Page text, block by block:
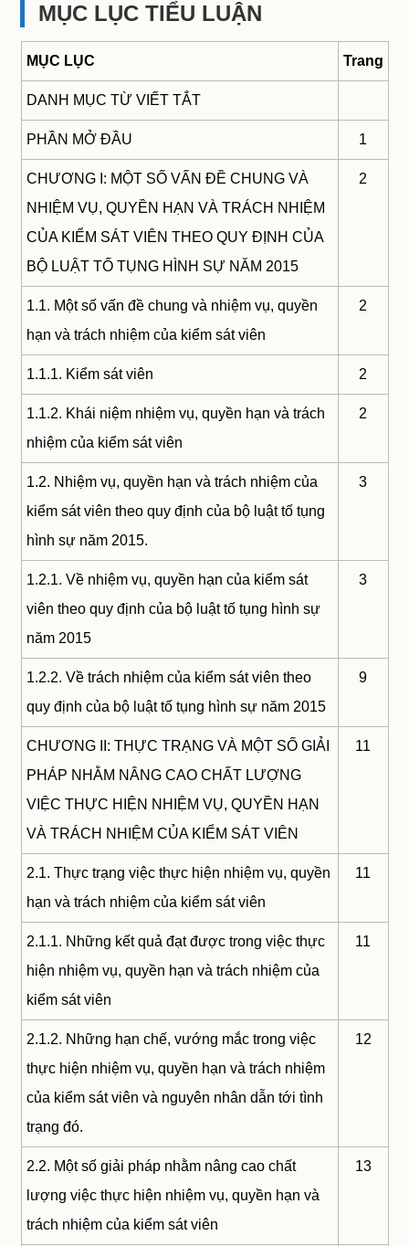
MỤC LỤC TIỂU LUẬN
MỤC LỤC Trang
DANH MỤC TỪ VIẾT TẮT
PHẦN MỞ ĐẦU 1
CHƯƠNG I: MỘT SỐ VẤN ĐỀ CHUNG VÀ
NHIỆM VỤ, QUYỀN HẠN VÀ TRÁCH NHIỆM
CỦA KIỂM SÁT VIÊN THEO QUY ĐỊNH CỦA
BỘ LUẬT TỐ TỤNG HÌNH SỰ NĂM 2015
2
1.1. Một số vấn đề chung và nhiệm vụ, quyền
hạn và trách nhiệm của kiểm sát viên
2
1.1.1. Kiểm sát viên 2
1.1.2. Khái niệm nhiệm vụ, quyền hạn và trách
nhiệm của kiểm sát viên
2
1.2. Nhiệm vụ, quyền hạn và trách nhiệm của
kiểm sát viên theo quy định của bộ luật tố tụng
hình sự năm 2015.
3
1.2.1. Về nhiệm vụ, quyền hạn của kiểm sát
viên theo quy định của bộ luật tố tụng hình sự
năm 2015
3
1.2.2. Về trách nhiệm của kiểm sát viên theo
quy định của bộ luật tố tụng hình sự năm 2015
9
CHƯƠNG II: THỰC TRẠNG VÀ MỘT SỐ GIẢI
PHÁP NHẰM NÂNG CAO CHẤT LƯỢNG
VIỆC THỰC HIỆN NHIỆM VỤ, QUYỀN HẠN
VÀ TRÁCH NHIỆM CỦA KIỂM SÁT VIÊN
11
2.1. Thực trạng việc thực hiện nhiệm vụ, quyền
hạn và trách nhiệm của kiểm sát viên
11
2.1.1. Những kết quả đạt được trong việc thực
hiện nhiệm vụ, quyền hạn và trách nhiệm của
kiểm sát viên
11
2.1.2. Những hạn chế, vướng mắc trong việc
thực hiện nhiệm vụ, quyền hạn và trách nhiệm
của kiểm sát viên và nguyên nhân dẫn tới tình
trạng đó.
12
2.2. Một số giải pháp nhằm nâng cao chất
lượng việc thực hiện nhiệm vụ, quyền hạn và
trách nhiệm của kiểm sát viên
13